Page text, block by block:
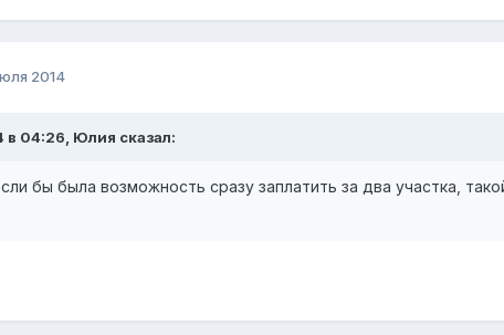
2014
в 04:26, Юлия сказал:
бы была возможность сразу заплатить за два участка,